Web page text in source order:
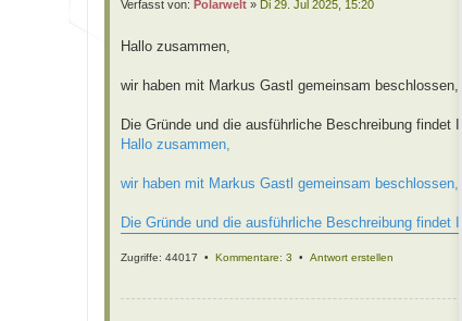
i
r
Verfasst von: Polarwelt » Di 29. Jul 2025, 15:20
Hallo zusammen,
wir haben mit Markus Gastl gemeinsam
Die Gründe und die ausführliche Beschreibung findet
Hallo zusammen,
wir haben mit Markus Gastl gemeinsam
Die Gründe und die ausführliche Beschreibung findet
Zugriffe: 44017 • Kommentare: 3 • Antwort erstellen